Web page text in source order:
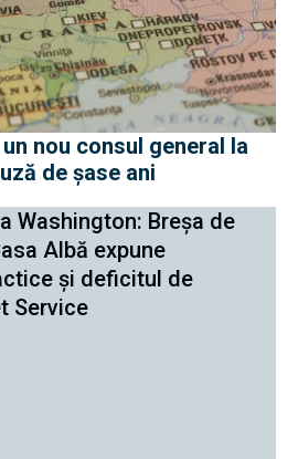
nou consul general la
de șase ani